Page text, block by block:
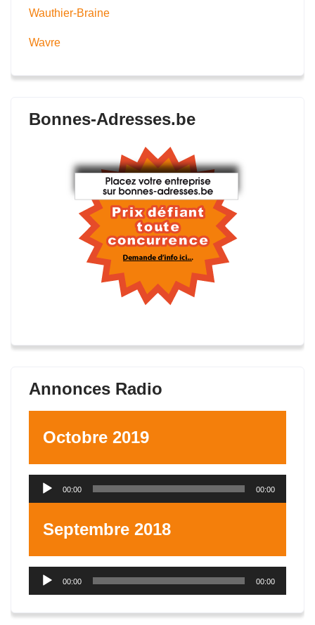
Wauthier-Braine
Wavre
Bonnes-Adresses.be
Annonces Radio
Octobre 2019
Lecteur
00:00 00:00
Septembre 2018
Lecteur
00:00 00:00